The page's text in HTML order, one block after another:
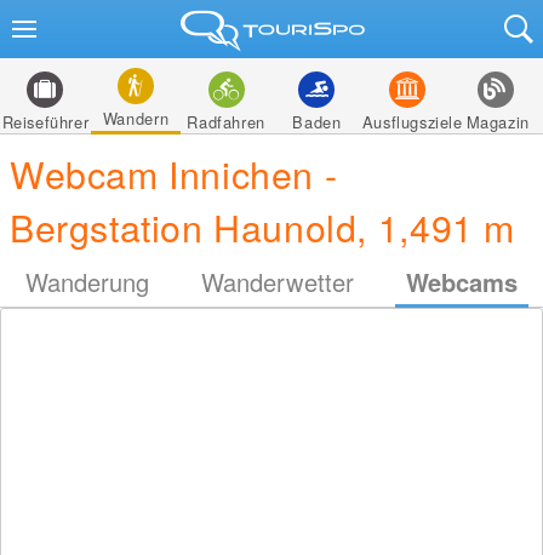
Reiseführer Wandern Radfahren Baden Ausflugsziele Magazin
Webcam Innichen -
Bergstation Haunold, 1,491 m
Wanderung Wanderwetter Webcams